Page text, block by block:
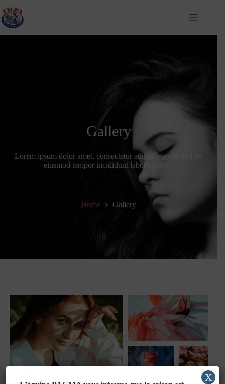
Gallery
Lorem ipsum dolor amet, consectetur adipiscing elit, sed do
eiusmod tempor incididunt labore dolore.
Home Gallery
X